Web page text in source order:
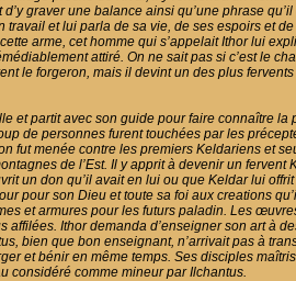
graver une balance ainsi qu’une phrase
travail et lui parla de sa vie, de ses espoirs et
arme, cet homme qui s’appelait Ithor lui
attiré. On ne sait pas si c’est le
le forgeron, mais il devint un des plus
et partit avec son guide pour faire connaître la
de personnes furent touchées par les
fut menée contre les premiers Keldariens et
de l’Est. Il y apprit à devenir un fervent
un don qu’il avait en lui ou que Keldar lui
pour son Dieu et toute sa foi aux creations
et armures pour les futurs paladin. Les
affilées. Ithor demanda d’enseigner son art à
bien que bon enseignant, n’arrivait pas à
et bénir en même temps. Ses disciples
considéré comme mineur par Ilchantus.